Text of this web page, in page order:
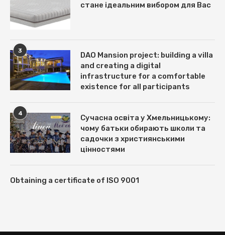
стане ідеальним вибором для Вас
3
DAO Mansion project: building a villa
and creating a digital
infrastructure for a comfortable
existence for all participants
4
Сучасна освіта у Хмельницькому:
чому батьки обирають школи та
садочки з християнськими
цінностями
Obtaining a certificate of ISO 9001